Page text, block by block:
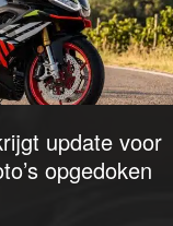
update voor
opgedoken